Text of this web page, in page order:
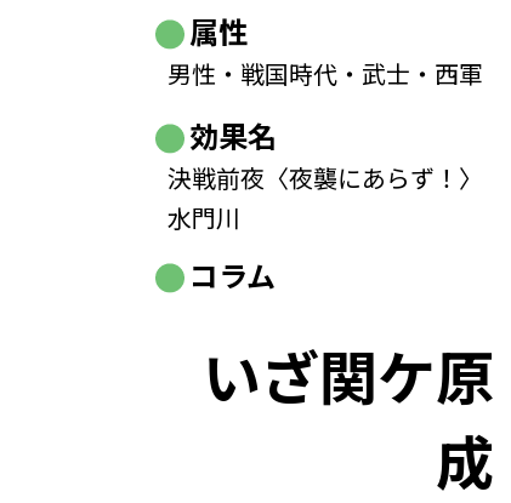
属性
男性・戦国時代・武士・西軍
効果名
決戦前夜〈夜襲にあらず！〉
水門川
コラム
いざ関ケ原
成